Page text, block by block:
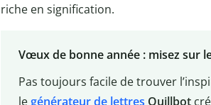
riche en signification.
Vœux de bonne année : misez sur
Pas toujours facile de trouver
legénérateur de lettres Quillbot